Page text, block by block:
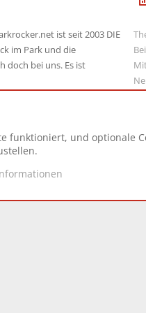
ist seit 2003 DIE
im Park und die
doch bei uns. Es ist
funktioniert, und optionale